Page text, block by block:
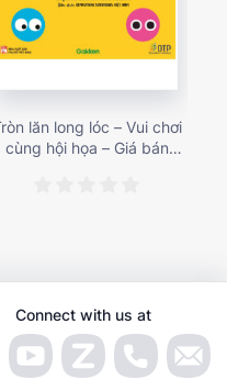
lăn long lóc – Vui chơi
cùng hội họa – Giá bán
Connect with us at